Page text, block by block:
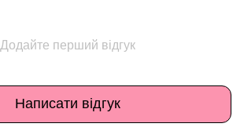
Додайте перший відгук
Написати відгук